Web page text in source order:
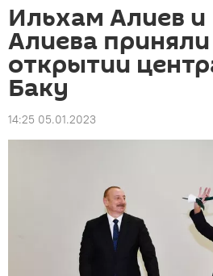
Ильхам Алиев
Алиева
открытии
Баку
14:25 05.01.2023